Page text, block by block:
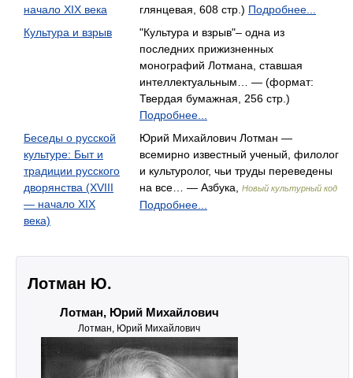
начало XIX века
глянцевая, 608 стр.) Подробнее...
Культура и взрыв
"Культура и взрыв"– одна из
последних прижизненных
монографий Лотмана, ставшая
интеллектуальным… — (формат:
Твердая бумажная, 256 стр.)
Подробнее...
Беседы о русской
культуре: Быт и
традиции русского
дворянства (XVIII
— начало XIX
века)
Юрий Михайлович Лотман —
всемирно известный ученый, филолог
и культуролог, чьи труды переведены
на все… — Азбука,
Новый культурный код
Подробнее...
Лотман Ю.
Лотман, Юрий Михайлович
Лотман, Юрий Михайлович